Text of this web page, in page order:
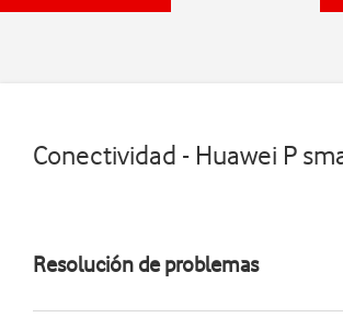
Conectividad - Huawei P
Resolución de problemas